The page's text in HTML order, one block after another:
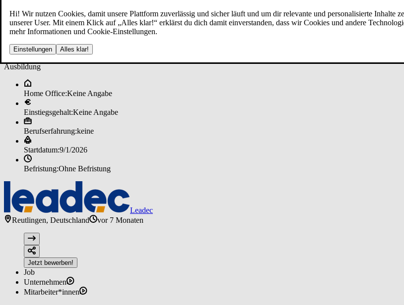
Hi! Wir nutzen Cookies, damit unsere Plattform zuverlässig und sicher läuft und um dir relevante und personalisierte
unserer User. Mit einem Klick auf „Alles klar!“ erklärst du dich damit einverstanden, dass wir Cookies und andere
mehr Informationen und Cookie-Einstellungen.
Einstellungen Alles klar!
Aus­bil­dun­g zu­m ­Ge­bäu­de­rei­ni­ger (m/w/d) - Star­t
Ausbildung
Home Office:Keine Angabe
Einstiegsgehalt:Keine Angabe
Berufserfahrung:keine
Startdatum:9/1/2026
Befristung:Ohne Befristung
Leadec
Reutlingen, Deutschland
vor 7 Monaten
Jetzt bewerben!
Job
Unternehmen
Mitarbeiter*innen